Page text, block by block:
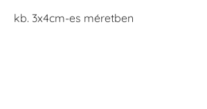
kb. 3x4cm-es méretben